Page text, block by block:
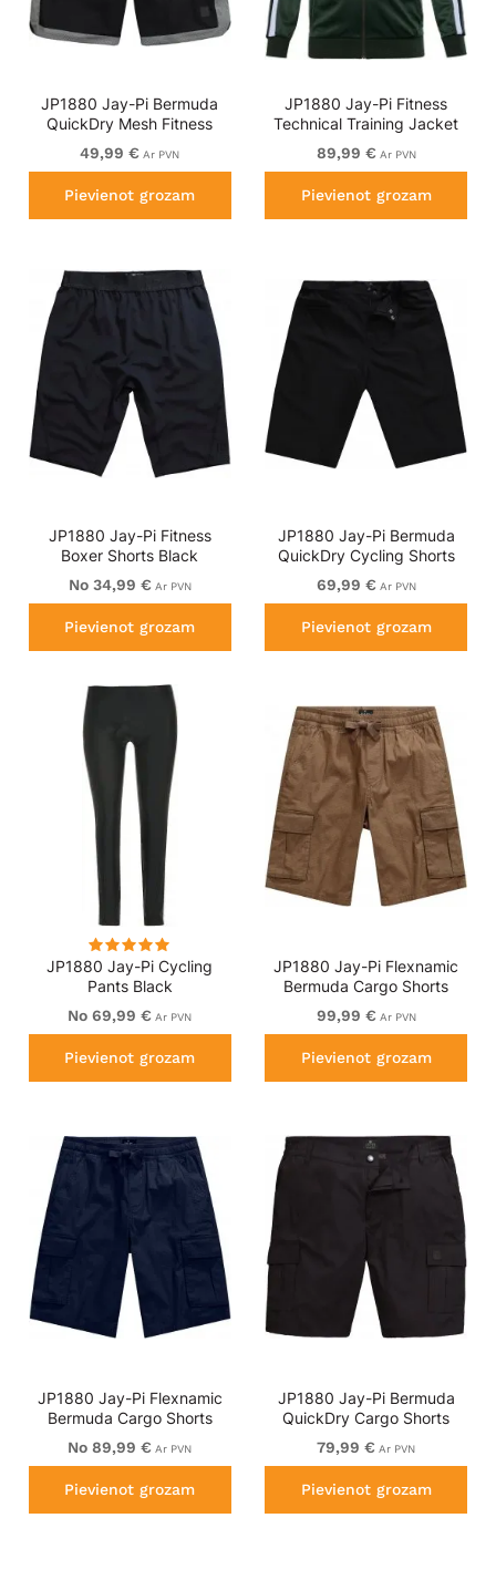
JP1880 Jay-Pi Bermuda
QuickDry Mesh Fitness
Shorts Black
49,99 € Ar PVN
Pievienot grozam
JP1880 Jay-Pi Fitness
Technical Training Jacket
Dark Green
89,99 € Ar PVN
Pievienot grozam
JP1880 Jay-Pi Fitness
Boxer Shorts Black
No 34,99 € Ar PVN
Pievienot grozam
JP1880 Jay-Pi Bermuda
QuickDry Cycling Shorts
Black
69,99 € Ar PVN
Pievienot grozam
JP1880 Jay-Pi Cycling
Pants Black
No 69,99 € Ar PVN
Pievienot grozam
JP1880 Jay-Pi Flexnamic
Bermuda Cargo Shorts
Copper Brown
99,99 € Ar PVN
Pievienot grozam
JP1880 Jay-Pi Flexnamic
Bermuda Cargo Shorts
Navy Blue
No 89,99 € Ar PVN
Pievienot grozam
JP1880 Jay-Pi Bermuda
QuickDry Cargo Shorts
Black
79,99 € Ar PVN
Pievienot grozam